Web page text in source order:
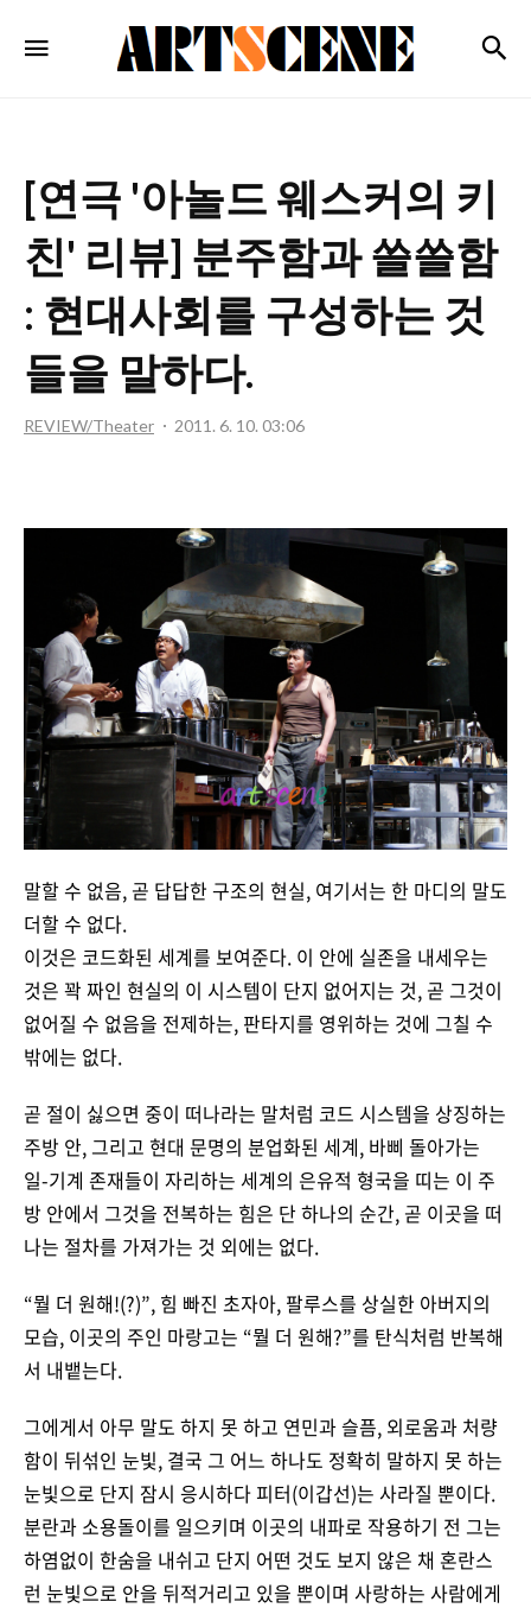
ARTSCENE
[연극 '아놀드 웨스커의 키
친' 리뷰] 분주함과 쓸쓸함
: 현대사회를 구성하는 것
들을 말하다.
REVIEW/Theater 2011. 6. 10. 03:06
말할 수 없음, 곧 답답한 구조의 현실, 여기서는 한 마디의 말도
더할 수 없다.
이것은 코드화된 세계를 보여준다. 이 안에 실존을 내세우는
것은 꽉 짜인 현실의 이 시스템이 단지 없어지는 것, 곧 그것이
없어질 수 없음을 전제하는, 판타지를 영위하는 것에 그칠 수
밖에는 없다.
곧 절이 싫으면 중이 떠나라는 말처럼 코드 시스템을 상징하는
주방 안, 그리고 현대 문명의 분업화된 세계, 바삐 돌아가는
일-기계 존재들이 자리하는 세계의 은유적 형국을 띠는 이 주
방 안에서 그것을 전복하는 힘은 단 하나의 순간, 곧 이곳을 떠
나는 절차를 가져가는 것 외에는 없다.
“뭘 더 원해!(?)”, 힘 빠진 초자아, 팔루스를 상실한 아버지의
모습, 이곳의 주인 마랑고는 “뭘 더 원해?”를 탄식처럼 반복해
서 내뱉는다.
그에게서 아무 말도 하지 못 하고 연민과 슬픔, 외로움과 처량
함이 뒤섞인 눈빛, 결국 그 어느 하나도 정확히 말하지 못 하는
눈빛으로 단지 잠시 응시하다 피터(이갑선)는 사라질 뿐이다.
분란과 소용돌이를 일으키며 이곳의 내파로 작용하기 전 그는
하염없이 한숨을 내쉬고 단지 어떤 것도 보지 않은 채 혼란스
런 눈빛으로 안을 뒤적거리고 있을 뿐이며 사랑하는 사람에게